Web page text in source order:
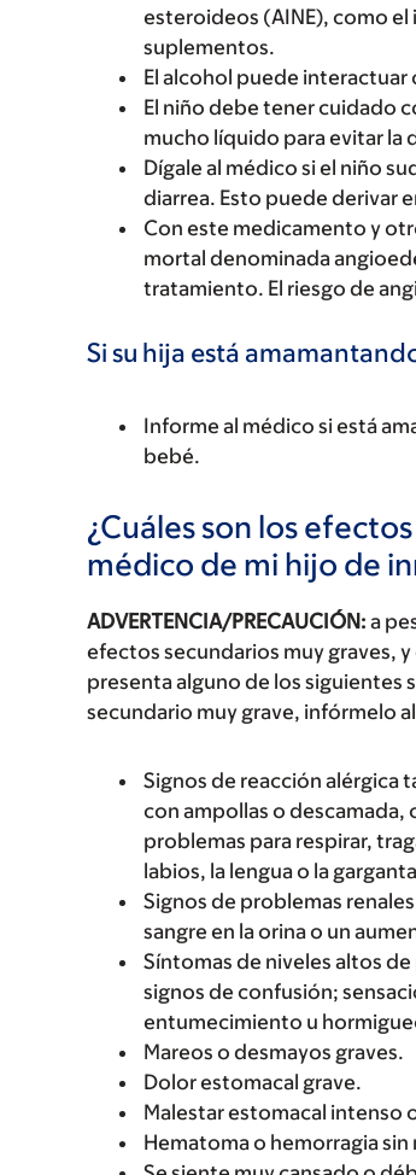
esteroideos (AINE), como
suplementos.
El alcohol puede
El niño debe tener cuidado
mucho líquido para evitar la
Dígale al médico si el niño
diarrea. Esto puede derivar
Con este medicamento y
mortal denominada
tratamiento. El riesgo de
Si su hija está
Informe al médico si está
bebé.
¿Cuáles son los
médico de mi hijo de
ADVERTENCIA/PRECAUCIÓN: a
efectos secundarios muy graves,
presenta alguno de los siguientes
secundario muy grave, infórmelo
Signos de reacción alérgica
con ampollas o descamada,
problemas para respirar,
labios, la lengua o la
Signos de problemas
sangre en la orina o un
Síntomas de niveles altos
signos de confusión;
entumecimiento u
Mareos o desmayos graves.
Dolor estomacal grave.
Malestar estomacal intenso
Hematoma o hemorragia